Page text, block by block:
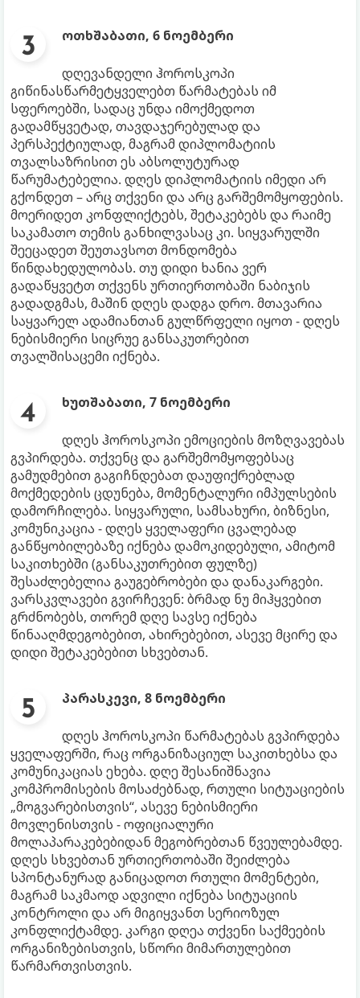
ოთხშაბათი, 6 ნოემბერი
დღევანდელი ჰოროსკოპი
გიწინასწარმეტყველებთ წარმატებას იმ
სფეროებში, სადაც უნდა იმოქმედოთ
გადამწყვეტად, თავდაჯერებულად და
პერსპექტიულად, მაგრამ დიპლომატიის
თვალსაზრისით ეს აბსოლუტურად
წარუმატებელია. დღეს დიპლომატიის იმედი არ
გქონდეთ – არც თქვენი და არც გარშემომყოფების.
მოერიდეთ კონფლიქტებს, შეტაკებებს და რაიმე
საკამათო თემის განხილვასაც კი. სიყვარულში
შეეცადეთ შეუთავსოთ მონდომება
წინდახედულობას. თუ დიდი ხანია ვერ
გადაწყვეტთ თქვენს ურთიერთობაში ნაბიჯის
გადადგმას, მაშინ დღეს დადგა დრო. მთავარია
საყვარელ ადამიანთან გულწრფელი იყოთ - დღეს
ნებისმიერი სიცრუე განსაკუთრებით
თვალშისაცემი იქნება.
ხუთშაბათი, 7 ნოემბერი
დღეს ჰოროსკოპი ემოციების მოზღვავებას
გვპირდება. თქვენც და გარშემომყოფებსაც
გამუდმებით გაგიჩნდებათ დაუფიქრებლად
მოქმედების ცდუნება, მომენტალური იმპულსების
დამორჩილება. სიყვარული, სამსახური, ბიზნესი,
კომუნიკაცია - დღეს ყველაფერი ცვალებად
განწყობილებაზე იქნება დამოკიდებული, ამიტომ
საკითხებში (განსაკუთრებით ფულზე)
შესაძლებელია გაუგებრობები და დანაკარგები.
ვარსკვლავები გვირჩევენ: ბრმად ნუ მიჰყვებით
გრძნობებს, თორემ დღე სავსე იქნება
წინააღმდეგობებით, ახირებებით, ასევე მცირე და
დიდი შეტაკებებით სხვებთან.
პარასკევი, 8 ნოემბერი
დღეს ჰოროსკოპი წარმატებას გვპირდება
ყველაფერში, რაც ორგანიზაციულ საკითხებსა და
კომუნიკაციას ეხება. დღე შესანიშნავია
კომპრომისების მოსაძებნად, რთული სიტუაციების
„მოგვარებისთვის“, ასევე ნებისმიერი
მოვლენისთვის - ოფიციალური
მოლაპარაკებებიდან მეგობრებთან წვეულებამდე.
დღეს სხვებთან ურთიერთობაში შეიძლება
სპონტანურად განიცადოთ რთული მომენტები,
მაგრამ საკმაოდ ადვილი იქნება სიტუაციის
კონტროლი და არ მიგიყვანთ სერიოზულ
კონფლიქტამდე. კარგი დღეა თქვენი საქმეების
ორგანიზებისთვის, სწორი მიმართულებით
წარმართვისთვის.